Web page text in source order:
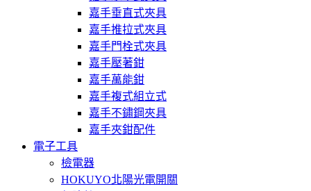
嘉手垂直式夾具
嘉手推拉式夾具
嘉手門栓式夾具
嘉手壓著鉗
嘉手萬能鉗
嘉手複式組立式
嘉手不鏽鋼夾具
嘉手夾鉗配件
電子工具
檢電器
HOKUYO北陽光電開關